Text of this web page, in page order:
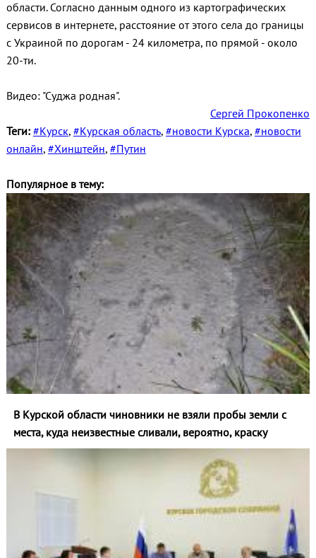
области. Согласно данным одного из картографических
сервисов в интернете, расстояние от этого села до границы
с Украиной по дорогам - 24 километра, по прямой - около
20-ти.
Видео: "Суджа родная".
Сергей Прокопенко
Теги: #Курск, #Курская область, #новости Курска, #новости
онлайн, #Хинштейн, #Путин
Популярное в тему:
В Курской области чиновники не взяли пробы земли с
места, куда неизвестные сливали, вероятно, краску